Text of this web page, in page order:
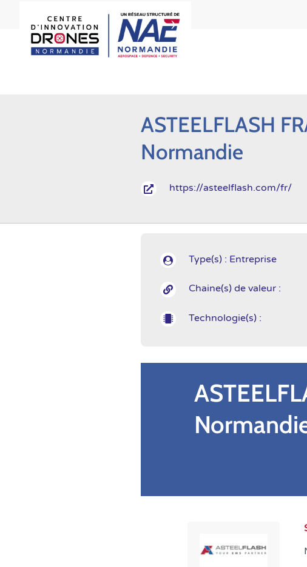
ASTEELFLASH
Normandie
 https://asteelflash.com/fr/
 Type(s) : Entreprise
 Chaine(s) de valeur :
 Technologie(s) :